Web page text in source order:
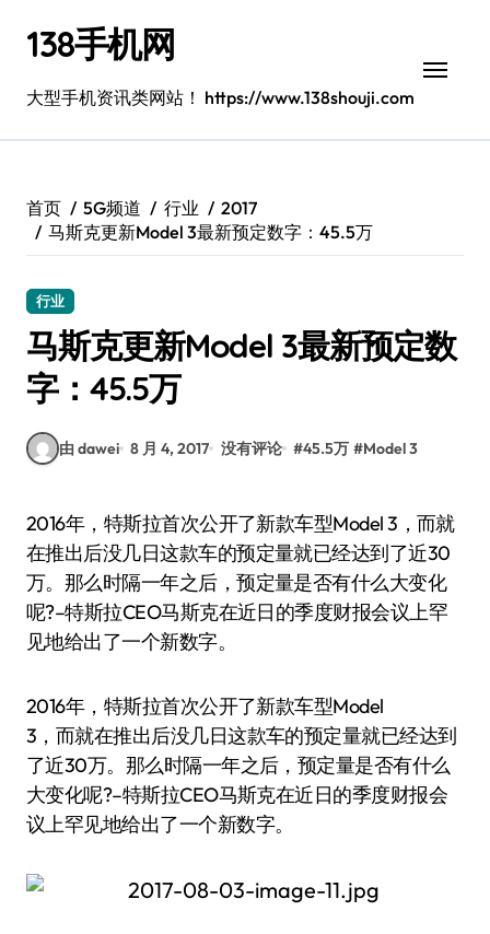
138手机网
大型手机资讯类网站！ https://www.138shouji.com
首页 5G频道 行业
2017
马斯克更新Model 3最新预定数字：45.5万
行业
马斯克更新Model 3最新预定数
字：45.5万
由 dawei 8 月 4, 2017 没有评论 #45.5万 #Model 3
2016年，特斯拉首次公开了新款车型Model 3，而就
在推出后没几日这款车的预定量就已经达到了近30
万。那么时隔一年之后，预定量是否有什么大变化
呢?–特斯拉CEO马斯克在近日的季度财报会议上罕
见地给出了一个新数字。
2016年，特斯拉首次公开了新款车型Model
3，而就在推出后没几日这款车的预定量就已经达到
了近30万。那么时隔一年之后，预定量是否有什么
大变化呢?–特斯拉CEO马斯克在近日的季度财报会
议上罕见地给出了一个新数字。